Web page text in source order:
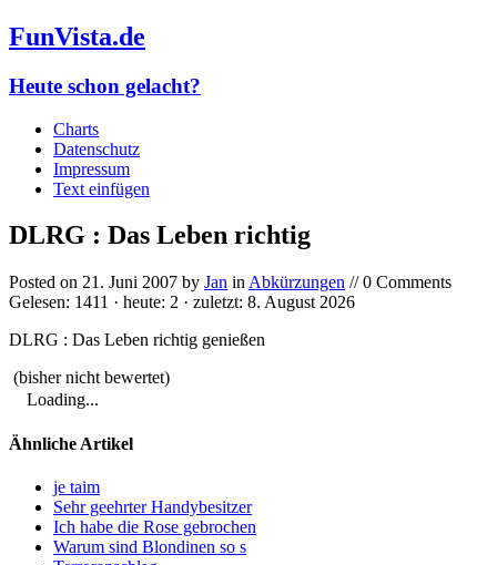
FunVista.de
Heute schon gelacht?
Charts
Datenschutz
Impressum
Text einfügen
DLRG : Das Leben richtig
Posted on 21. Juni 2007 by Jan in Abkürzungen // 0 Comments
Gelesen: 1411 · heute: 2 · zuletzt: 8. August 2026
DLRG : Das Leben richtig genießen
(bisher nicht bewertet)
Loading...
Ähnliche Artikel
je taim
Sehr geehrter Handybesitzer
Ich habe die Rose gebrochen
Warum sind Blondinen so s